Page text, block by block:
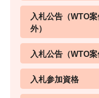
入札公告（WTO
外）
入札公告（WTO
入札参加資格